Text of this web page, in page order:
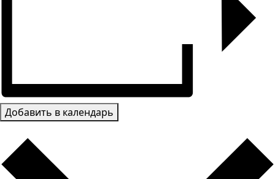
Добавить в календарь